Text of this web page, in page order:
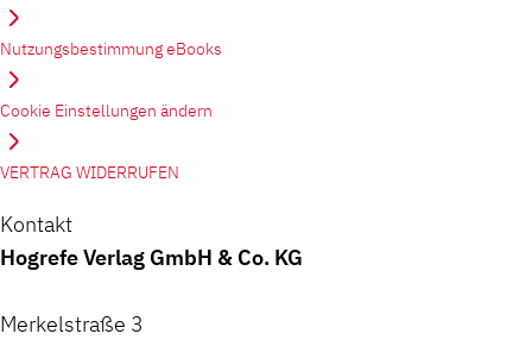
Nutzungsbestimmung eBooks
Cookie Einstellungen ändern
VERTRAG WIDERRUFEN
Kontakt
Hogrefe Verlag GmbH & Co. KG
Merkelstraße 3